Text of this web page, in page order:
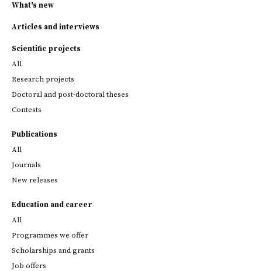
What's new
Articles and interviews
Scientific projects
All
Research projects
Doctoral and post-doctoral theses
Contests
Publications
All
Journals
New releases
Education and career
All
Programmes we offer
Scholarships and grants
Job offers